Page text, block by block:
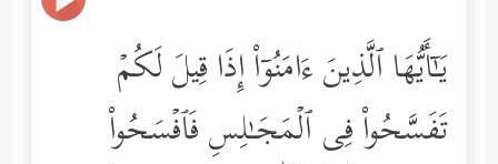
یَـٰۤأَیُّهَا ٱلَّذِینَ ءَامَنُوۤاْ إِذَا قِیلَ لَكُمۡ
تَفَسَّحُواْ فِی ٱلۡمَجَـٰلِسِ فَٱفۡسَحُواْ